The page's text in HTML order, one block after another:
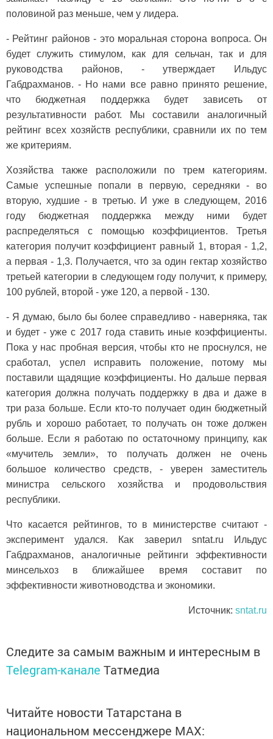
половиной раз меньше, чем у лидера.
- Рейтинг районов - это моральная сторона вопроса. Он
будет служить стимулом, как для сельчан, так и для
руководства районов, - утверждает Ильдус
Габдрахманов. - Но нами все равно принято решение,
что бюджетная поддержка будет зависеть от
результативности работ. Мы составили аналогичный
рейтинг всех хозяйств республики, сравнили их по тем
же критериям.
Хозяйства также расположили по трем категориям.
Самые успешные попали в первую, середняки - во
вторую, худшие - в третью. И уже в следующем, 2016
году бюджетная поддержка между ними будет
распределяться с помощью коэффициентов. Третья
категория получит коэффициент равный 1, вторая - 1,2,
а первая - 1,3. Получается, что за один гектар хозяйство
третьей категории в следующем году получит, к примеру,
100 рублей, второй - уже 120, а первой - 130.
- Я думаю, было бы более справедливо - наверняка, так
и будет - уже с 2017 года ставить иные коэффициенты.
Пока у нас пробная версия, чтобы кто не проснулся, не
сработал, успел исправить положение, потому мы
поставили щадящие коэффициенты. Но дальше первая
категория должна получать поддержку в два и даже в
три раза больше. Если кто-то получает один бюджетный
рубль и хорошо работает, то получать он тоже должен
больше. Если я работаю по остаточному принципу, как
«мучитель земли», то получать должен не очень
большое количество средств, - уверен заместитель
министра сельского хозяйства и продовольствия
республики.
Что касается рейтингов, то в министерстве считают -
эксперимент удался. Как заверил sntat.ru Ильдус
Габдрахманов, аналогичные рейтинги эффективности
минсельхоз в ближайшее время составит по
эффективности животноводства и экономики.
Источник: sntat.ru
Следите за самым важным и интересным в
Telegram-канале Татмедиа
Читайте новости Татарстана в
национальном мессенджере MАХ: